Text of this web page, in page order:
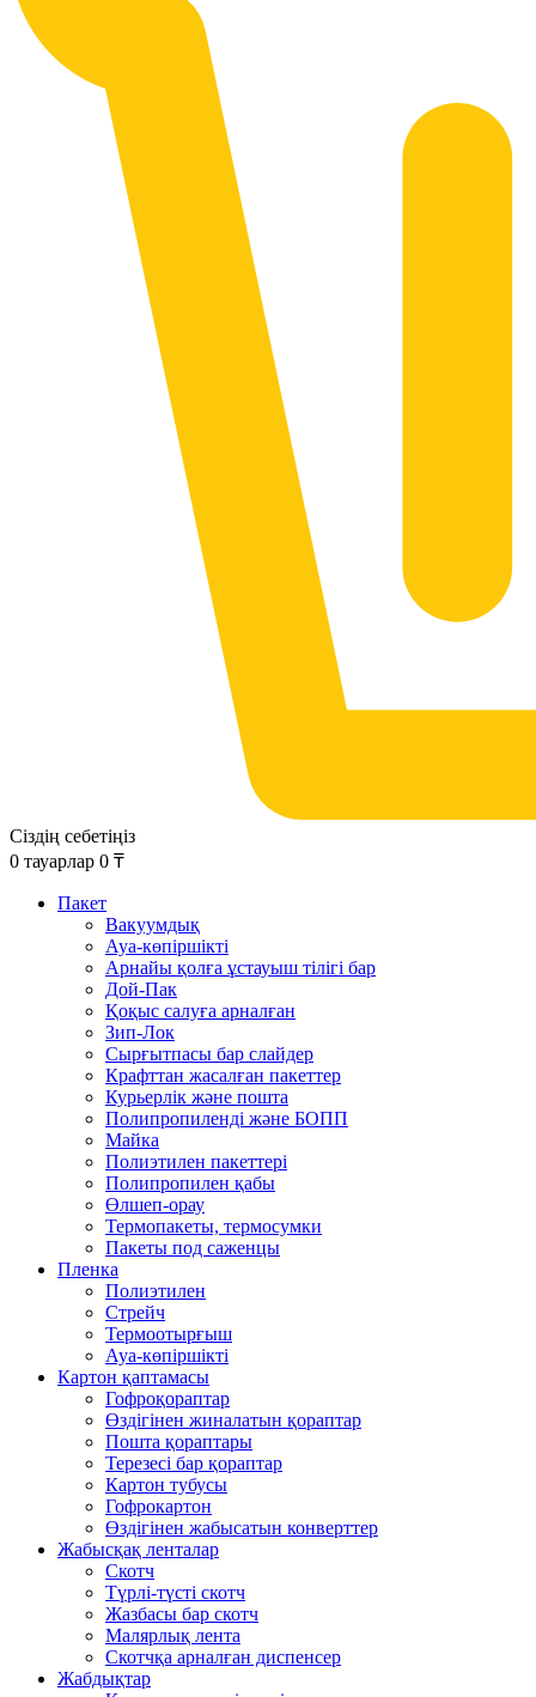
Сіздің себетіңіз
0 тауарлар 0 ₸
Пакет
Вакуумдық
Ауа-көпіршікті
Арнайы қолға ұстауыш тілігі бар
Дой-Пак
Қоқыс салуға арналған
Зип-Лок
Сырғытпасы бар слайдер
Крафттан жасалған пакеттер
Курьерлік және пошта
Полипропиленді және БОПП
Майка
Полиэтилен пакеттері
Полипропилен қабы
Өлшеп-орау
Термопакеты, термосумки
Пакеты под саженцы
Пленка
Полиэтилен
Стрейч
Термоотырғыш
Ауа-көпіршікті
Картон қаптамасы
Гофроқораптар
Өздігінен жиналатын қораптар
Пошта қораптары
Терезесі бар қораптар
Картон тубусы
Гофрокартон
Өздігінен жабысатын конверттер
Жабысқақ ленталар
Скотч
Түрлі-түсті скотч
Жазбасы бар скотч
Малярлық лента
Скотчқа арналған диспенсер
Жабдықтар